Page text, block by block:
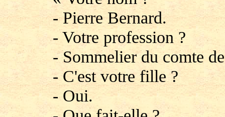
- Pierre Bernard.
- Votre profession ?
- Sommelier du comte
- C'est votre fille ?
- Oui.